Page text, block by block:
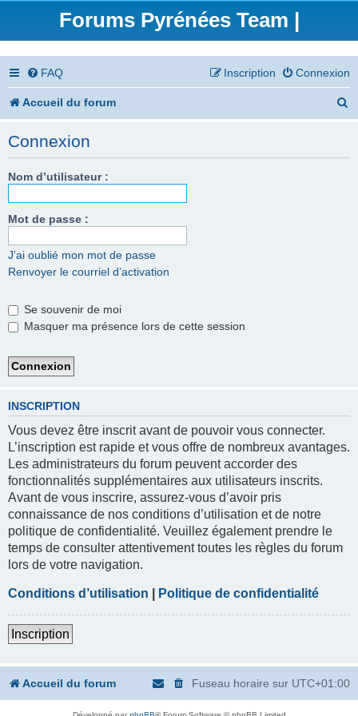
Forums Pyrénées Team |
FAQ Connexion
Inscription
Accueil du forum
Connexion
Nom d’utilisateur :
Mot de passe :
J’ai oublié mon mot de passe
Renvoyer le courriel d’activation
Se souvenir de moi
Masquer ma présence lors de cette session
INSCRIPTION
Vous devez être inscrit avant de pouvoir vous connecter.
L’inscription est rapide et vous offre de nombreux avantages.
Les administrateurs du forum peuvent accorder des
fonctionnalités supplémentaires aux utilisateurs inscrits.
Avant de vous inscrire, assurez-vous d’avoir pris
connaissance de nos conditions d’utilisation et de notre
politique de confidentialité. Veuillez également prendre le
temps de consulter attentivement toutes les règles du forum
lors de votre navigation.
Conditions d’utilisation Politique de confidentialité
Inscription
Accueil du forum Fuseau horaire sur UTC+01:00